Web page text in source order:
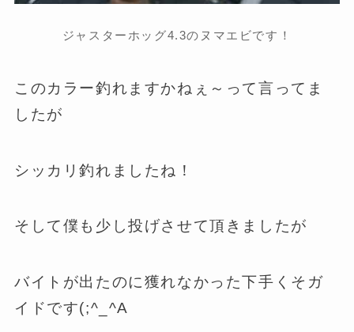
ジャスターホッグ4.3のヌマエビです！
このカラー釣れますかねぇ～って言ってま
したが
シッカリ釣れましたね！
そして僕も少し投げさせて頂きましたが
バイトが出たのに獲れなかった下手くそガ
イドです(;^_^A